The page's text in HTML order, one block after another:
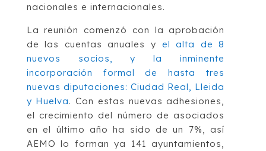
nacionales e internacionales.
La reunión comenzó con la aprobación
de las cuentas anuales y el alta de 8
nuevos socios, y la inminente
incorporación formal de hasta tres
nuevas diputaciones: Ciudad Real, Lleida
y Huelva. Con estas nuevas adhesiones,
el crecimiento del número de asociados
en el último año ha sido de un 7%, así
AEMO lo forman ya 141 ayuntamientos,